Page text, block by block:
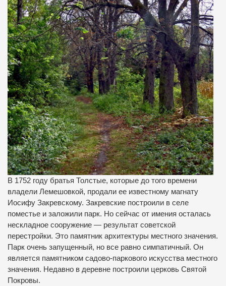
В 1752 году братья Толстые, которые до того времени
владели Лемешовкой, продали ее известному магнату
Иосифу Закревскому. Закревские построили в селе
поместье и заложили парк. Но сейчас от имения осталась
нескладное сооружение — результат советской
перестройки. Это памятник архитектуры местного значения.
Парк очень запущенный, но все равно симпатичный. Он
является памятником садово-паркового искусства местного
значения. Недавно в деревне построили церковь Святой
Покровы.